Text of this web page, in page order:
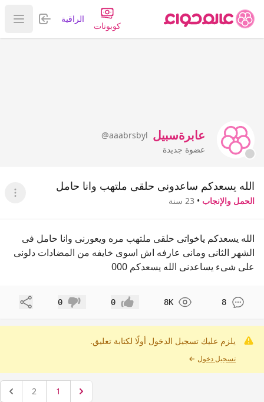
كوبونات
الراقية تسجيل
عرض
عابرةسبيل @aaabrsbyl
عضوة جديدة
الله يسعدكم ساعدونى حلقى ملتهب وانا حامل
الحمل والإنجاب • 23 سنة عرض
الله يسعدكم ياخواتى حلقى ملتهب مره ويعورنى وانا حامل فى
الشهر الثانى ومانى عارفه اش اسوى خايفه من المضادات دلونى
على شىء يساعدنى الله يسعدكم 000
8
8K إعجاب 0 عدم إعجاب
0 مشاركة
يلزم عليك تسجيل الدخول أولًا لكتابة تعليق.
تسجيل دخول ←
1
2